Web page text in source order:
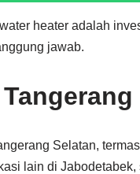
heater adalah
jawab.
Selatan,
lain di